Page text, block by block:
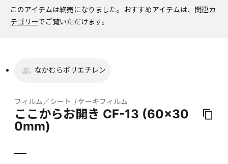
このアイテムは終売になりました。 おすすめアイテムは、 関連カ
テゴリーでご覧いただけます。
なかむらポリエチレン
フィルム／シート ケーキフィルム
ここからお開き CF-13 (60×30
0mm)